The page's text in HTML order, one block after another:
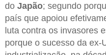
do Japão; segundo
país que apoiou
luta contra os invasores
porque o sucesso da ex-